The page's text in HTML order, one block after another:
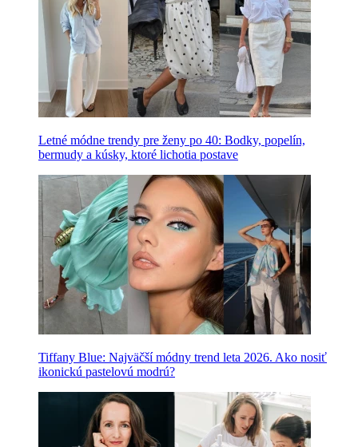
Letné módne trendy pre ženy po 40: Bodky, popelín,
bermudy a kúsky, ktoré lichotia postave
Tiffany Blue: Najväčší módny trend leta 2026. Ako nosiť
ikonickú pastelovú modrú?